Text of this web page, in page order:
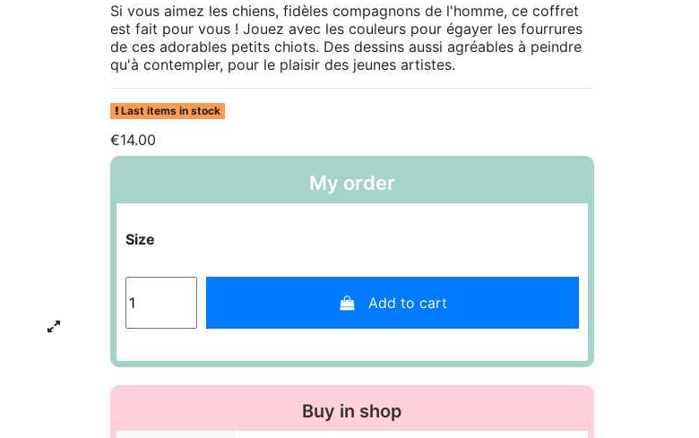
Si vous aimez les chiens, fidèles compagnons de l'homme, ce coffret
est fait pour vous ! Jouez avec les couleurs pour égayer les fourrures
de ces adorables petits chiots. Des dessins aussi agréables à peindre
qu'à contempler, pour le plaisir des jeunes artistes.
Last items in stock
€14.00
My order
Size
Add to cart
Buy in shop